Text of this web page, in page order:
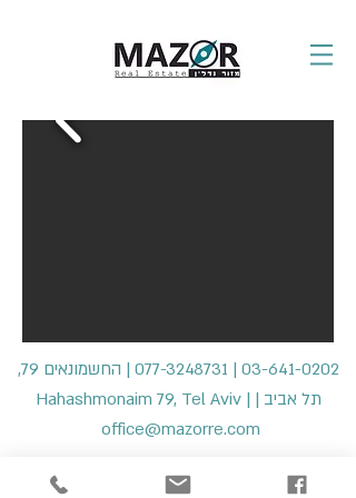
03-641-0202
|
077-3248731
| החשמונאים 79,
תל אביב | Hahashmonaim 79, Tel Aviv |
office@mazorre.com